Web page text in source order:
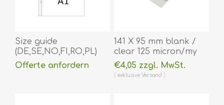
Size guide
(DE,SE,NO,FI,RO,PL)
Offerte anfordern
141 X 95 mm blank /
clear 125 micron/my
laminating pouch hot
lamination 100 pieces.
€4,05 zzgl. MwSt.
exklusive Versand